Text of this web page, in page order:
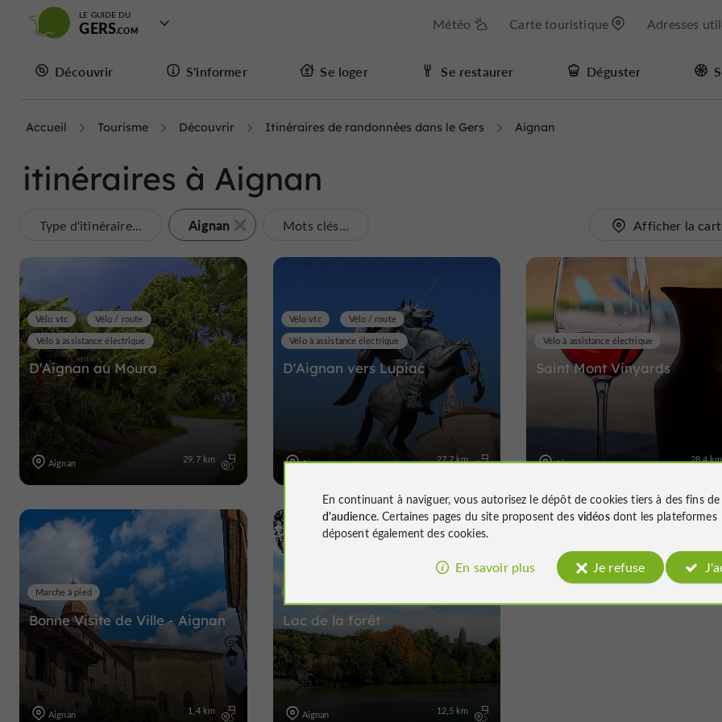
LE GUIDE DU
GERS Météo Carte touristique Adresses
Découvrir S'informer Se loger Se restaurer Déguster
Accueil Tourisme Découvrir Itinéraires de randonnées dans le Gers Aignan
itinéraires à Aignan
Type d'itinéraire... Aignan Mots clés... Afficher la
D'Aignan au Moura
Vélo vtc
Vélo / route
Vélo à assistance électrique
Aignan 29,7 km
D'Aignan vers Lupiac
Vélo vtc
Vélo / route
Vélo à assistance électrique
Aignan 27,7 km
Saint Mont Vinyards
Vélo à assistance électrique
Aignan 28,4 km
Bonne Visite de Ville - Aignan
Marche à pied
Aignan 1,4 km
Lac de la forêt
Aignan 12,5 km
En continuant à naviguer, vous autorisez le dépôt de cookies tiers à des fins de
d'audience. Certaines pages du site proposent des vidéosdont les plateformes
déposent également des cookies.
En savoir plus Je refuse